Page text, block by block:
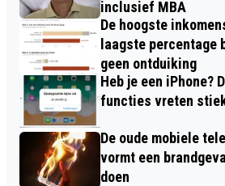
inclusief MBA
De hoogste
laagste
geen ontduiking
Heb je een iPhone?
functies vreten
De oude mobiele
vormt een
doen